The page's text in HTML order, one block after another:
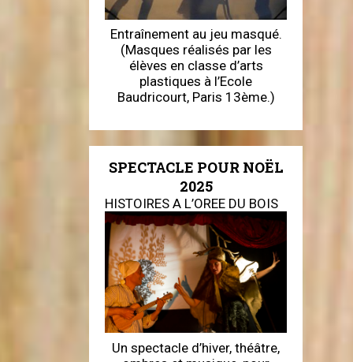
Entraînement au jeu masqué.
(Masques réalisés par les
élèves en classe d’arts
plastiques à l’Ecole
Baudricourt, Paris 13ème.)
SPECTACLE POUR NOËL
2025
HISTOIRES A L’OREE DU BOIS
Un spectacle d’hiver, théâtre,